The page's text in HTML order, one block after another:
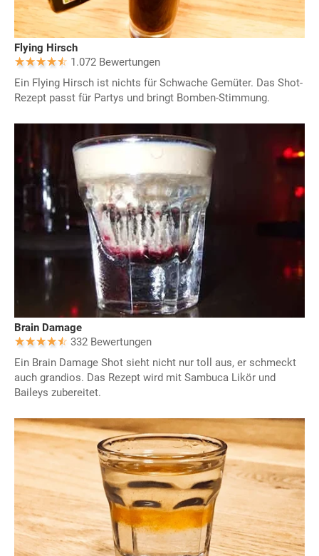
Flying Hirsch
1.072 Bewertungen
Ein Flying Hirsch ist nichts für Schwache Gemüter. Das Shot-
Rezept passt für Partys und bringt Bomben-Stimmung.
Brain Damage
332 Bewertungen
Ein Brain Damage Shot sieht nicht nur toll aus, er schmeckt
auch grandios. Das Rezept wird mit Sambuca Likör und
Baileys zubereitet.